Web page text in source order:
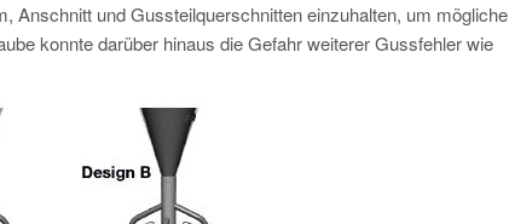
Anschnitt und Gussteilquerschnitten einzuhalten, um mögliche
konnte darüber hinaus die Gefahr weiterer Gussfehler wie